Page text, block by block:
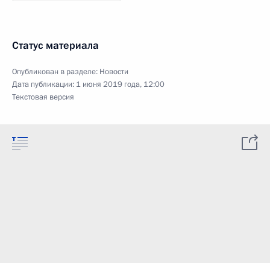
Статус материала
Опубликован в разделе: Новости
Дата публикации: 1 июня 2019 года, 12:00
Текстовая версия